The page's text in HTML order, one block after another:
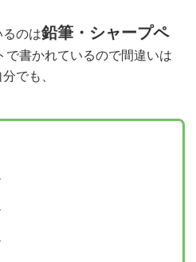
るのは鉛筆・シャープペ
で書かれているので間違いは
でも、